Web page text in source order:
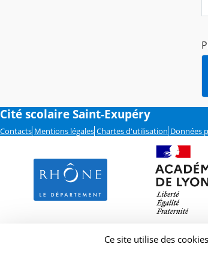
Cité scolaire Saint-Exupéry
Contacts Mentions légales Chartes d'utilisation Données
Ce site utilise des